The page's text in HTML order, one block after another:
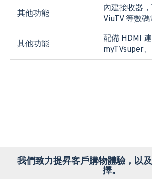
其他功能
內建接收器，
ViuTV 等數碼
其他功能
配備 HDMI
myTVsuper
我們致力提昇客戶購物體驗，以
擇。